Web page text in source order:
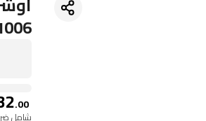
.00
شامل